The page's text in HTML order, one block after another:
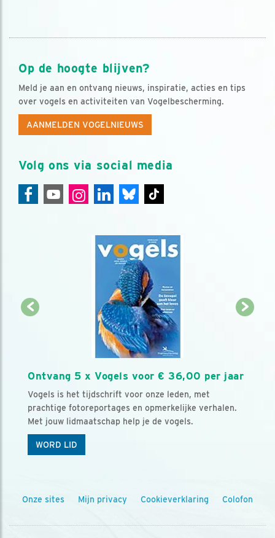
Op de hoogte blijven?
Meld je aan en ontvang nieuws, inspiratie, acties en tips
over vogels en activiteiten van Vogelbescherming.
AANMELDEN VOGELNIEUWS
Volg ons via social media
Ontvang 5 x Vogels voor € 36,00 per jaar
Vogels is het tijdschrift voor onze leden, met
prachtige fotoreportages en opmerkelijke verhalen.
Met jouw lidmaatschap help je de vogels.
WORD LID
Onze sites Mijn privacy Cookieverklaring Colofon